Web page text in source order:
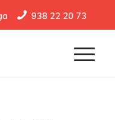
938 22 20 73